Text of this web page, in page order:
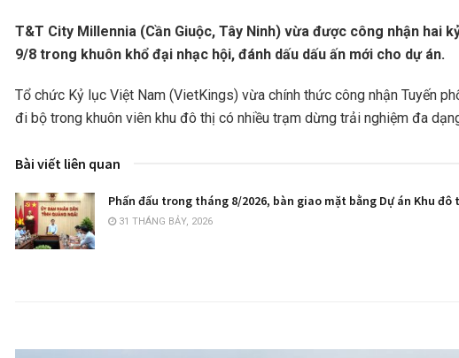
T&T City Millennia (Cần Giuộc, Tây Ninh) vừa được công nhận hai
9/8 trong khuôn khổ đại nhạc hội, đánh dấu dấu ấn mới cho dự án.
Tổ chức Kỷ lục Việt Nam (VietKings) vừa chính thức công nhận Tuyến
đi bộ trong khuôn viên khu đô thị có nhiều trạm dừng trải nghiệm đa
Bài viết liên quan
Phấn đấu trong tháng 8/2026, bàn giao mặt bằng Dự án Khu đô
31 THÁNG BẢY, 2026